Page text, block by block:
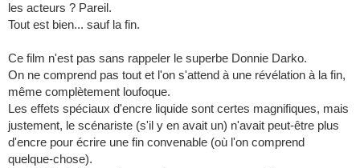
les acteurs ? Pareil.
Tout est bien... sauf la fin.
Ce film n'est pas sans rappeler le superbe Donnie Darko.
On ne comprend pas tout et l'on s'attend à une révélation à la fin,
même complètement loufoque.
Les effets spéciaux d'encre liquide sont certes magnifiques, mais
justement, le scénariste (s'il y en avait un) n'avait peut-être plus
d'encre pour écrire une fin convenable (où l'on comprend
quelque-chose).